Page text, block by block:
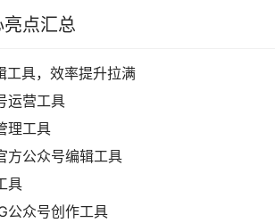
点汇总
工具，效率提升拉满
运营工具
理工具
方公众号编辑工具
具
公众号创作工具